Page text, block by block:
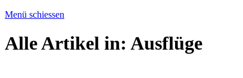
Menü schiessen
Alle Artikel in: Ausflüge